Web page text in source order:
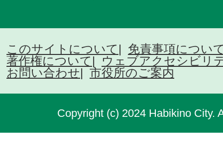
このサイトについて
免責事項につい
著作権について
ウェブアクセシビリ
お問い合わせ
市役所のご案内
Copyright (c) 2024 Habikino City.